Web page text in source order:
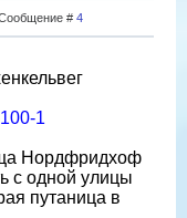
# 4
1
Нордфридхоф
с одной улицы
путаница в